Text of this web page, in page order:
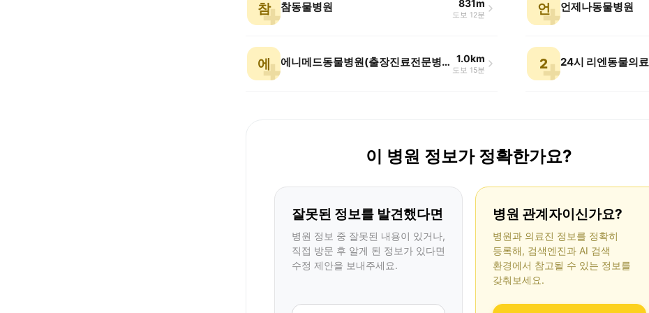
참 참동물병원 831m
도보 12분 언 언제나동물병원
에 에니메드동물병원(출장진료전문병원) 1.0km
도보 15분 2
이 병원 정보가 정확한가요?
잘못된 정보를 발견했다면
병원 정보 중 잘못된 내용이 있거나,
직접 방문 후 알게 된 정보가 있다면
수정 제안을 보내주세요.
병원 관계자이신가요?
병원과 의료진 정보를 정확히
등록해, 검색엔진과 AI 검색
환경에서 참고될 수 있는 정보를
갖춰보세요.